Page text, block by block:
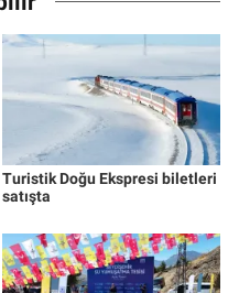
Turistik Doğu Ekspresi biletleri
satışta